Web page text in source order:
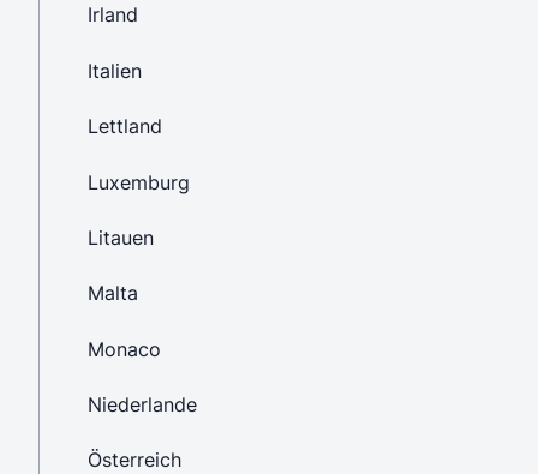
Irland
Italien
Lettland
Luxemburg
Litauen
Malta
Monaco
Niederlande
Österreich